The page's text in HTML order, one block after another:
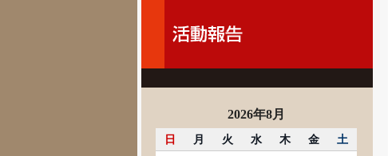
2026年8月
日 月 火 水 木 金
土